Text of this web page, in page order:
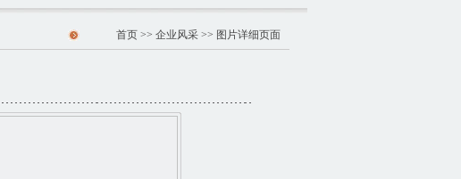
首页>> 企业风采>> 图片详细页面